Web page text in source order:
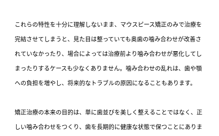
これらの特性を十分に理解しないまま、マウスピース矯正のみで治療を
完結させてしまうと、見た目は整っていても奥歯の噛み合わせが改善さ
れていなかったり、場合によっては治療前より噛み合わせが悪化してし
まったりするケースも少なくありません。噛み合わせの乱れは、歯や顎
への負担を増やし、将来的なトラブルの原因になることもあります。
矯正治療の本来の目的は、単に歯並びを美しく整えることではなく、正
しい噛み合わせをつくり、歯を長期的に健康な状態で保つことにありま